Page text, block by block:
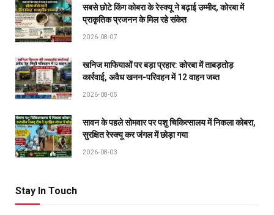
सबसे छोटे किंग कोबरा के रेस्क्यू ने बढ़ाई उम्मीद, कोरबा में
प्राकृतिक प्रजनन के मिल रहे संकेत
2026-08-07
खनिज माफियाओं पर बड़ा प्रहार: कोरबा में ताबड़तोड़
कार्रवाई, अवैध खनन-परिवहन में 12 वाहन जब्त
2026-08-05
सावन के पहले सोमवार पर पशु चिकित्सालय में निकला कोबरा,
सुरक्षित रेस्क्यू कर जंगल में छोड़ा गया
2026-08-03
Stay In Touch